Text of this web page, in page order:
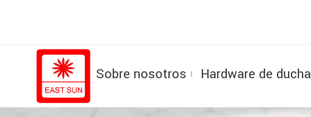
Sobre nosotros Hardware de ducha